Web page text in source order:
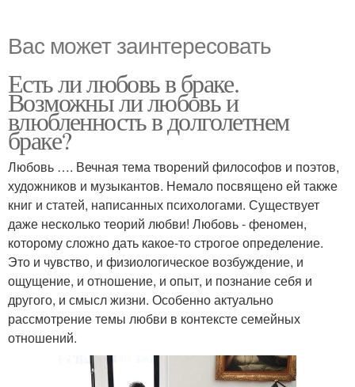
Вас может заинтересовать
Есть ли любовь в браке.
Возможны ли любовь и
влюбленность в долголетнем
браке?
Любовь …. Вечная тема творений философов и поэтов,
художников и музыкантов. Немало посвящено ей также
книг и статей, написанных психологами. Существует
даже несколько теорий любви! Любовь - феномен,
которому сложно дать какое-то строгое определение.
Это и чувство, и физиологическое возбуждение, и
ощущение, и отношение, и опыт, и познание себя и
другого, и смысл жизни. Особенно актуально
рассмотрение темы любви в контексте семейных
отношений.